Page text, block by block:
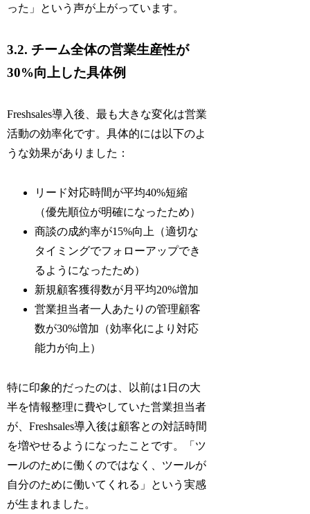
った」という声が上がっています。
3.2. チーム全体の営業生産性が
30%向上した具体例
Freshsales導入後、最も大きな変化は営業
活動の効率化です。具体的には以下のよ
うな効果がありました：
リード対応時間が平均40%短縮
（優先順位が明確になったため）
商談の成約率が15%向上（適切な
タイミングでフォローアップでき
るようになったため）
新規顧客獲得数が月平均20%増加
営業担当者一人あたりの管理顧客
数が30%増加（効率化により対応
能力が向上）
特に印象的だったのは、以前は1日の大
半を情報整理に費やしていた営業担当者
が、Freshsales導入後は顧客との対話時間
を増やせるようになったことです。「ツ
ールのために働くのではなく、ツールが
自分のために働いてくれる」という実感
が生まれました。